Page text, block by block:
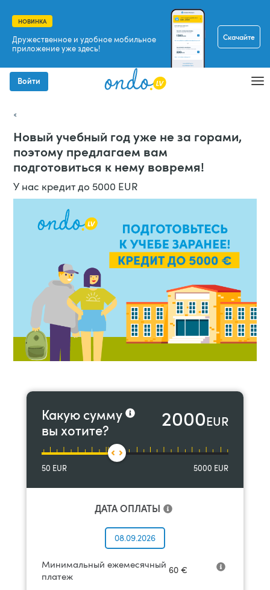
НОВИНКА
Дружественное и удобное мобильное
приложение уже здесь!
Скачайте
Войти
Новый учебный год уже не за горами,
поэтому предлагаем вам
подготовиться к нему вовремя!
У нас кредит до 5000 EUR
Какую сумму
вы хотите?
2000EUR
50 EUR 5000 EUR
ДАТА ОПЛАТЫ
08.09.2026
Минимальный ежемесячный
платеж
60 €